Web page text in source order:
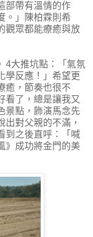
部帶有溫情的作
。」陳柏霖則希
觀眾都能療癒與放
4大推坑點：「氣氛
學反應！」希望更
癒，節奏也很不
看了，總是讓我又
景點，飾演馬念先
出對父親的不滿，
到之後直呼：「喊
》成功將金門的美